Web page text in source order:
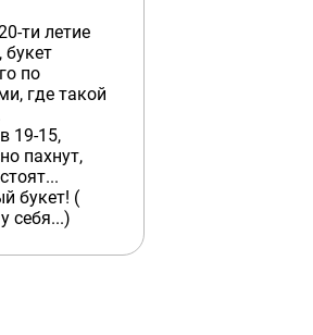
ти летие
букет
по
где такой
19-15,
пахнут,
букет! (
себя...)